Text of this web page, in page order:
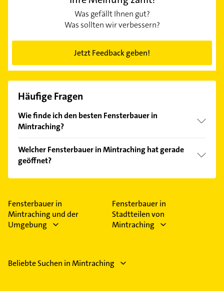
Was gefällt Ihnen gut?
Was sollten wir verbessern?
Jetzt Feedback geben!
Häufige Fragen
Wie finde ich den besten Fensterbauer in
Mintraching?
Kundenmeinungen und profitieren Sie von den
Empfehlungen. Die Suchergebnisse können Sie sich
einfach nachBewertungensortiert anzeigen lassen.
Welcher Fensterbauer in Mintraching hat gerade
geöffnet?
Im Anbieter-Bereich finden Sie alleÖffnungszeiten.
Feiertagen abweichen können.
Fensterbauer in
Mintraching und der
Umgebung
Fensterbauer in
Stadtteilen von
Mintraching
Beliebte Suchen in Mintraching